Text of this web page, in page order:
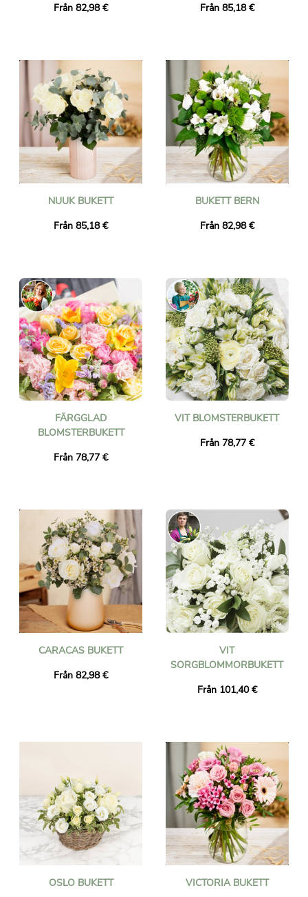
Från 82,98 €
Från 85,18 €
NUUK BUKETT
Från 85,18 €
BUKETT BERN
Från 82,98 €
FÄRGGLAD
BLOMSTERBUKETT
Från 78,77 €
VIT BLOMSTERBUKETT
Från 78,77 €
CARACAS BUKETT
Från 82,98 €
VIT
SORGBLOMMORBUKETT
Från 101,40 €
OSLO BUKETT
VICTORIA BUKETT